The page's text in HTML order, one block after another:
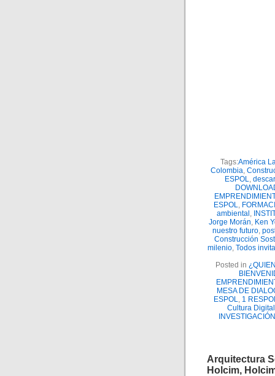
Tags:América
Colombia,
ESPOL,
ESPOL,
ambiental ,
Jorge Morán, Ken
nuestro futuro,
Construcción
milenio, Todos
Posted in
MESA DE
ESPOL, 1
Cultura Digital
INVESTIGACIÓN
Arquitectura
Holcim,